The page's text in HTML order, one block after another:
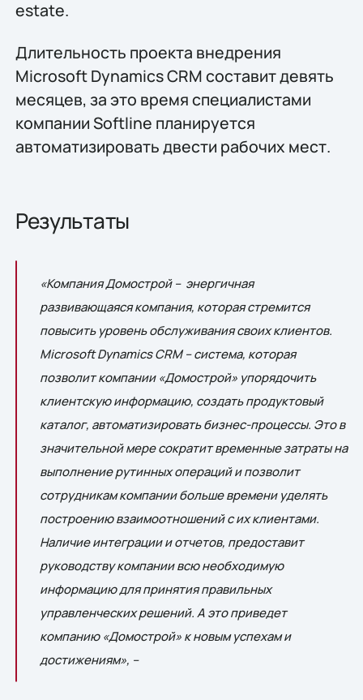
estate.
Длительность проекта внедрения
Microsoft Dynamics CRM составит девять
месяцев, за это время специалистами
компании Softline планируется
автоматизировать двести рабочих мест.
Результаты
«Компания Домострой – энергичная
развивающаяся компания, которая стремится
повысить уровень обслуживания своих клиентов.
Microsoft Dynamics CRM – система, которая
позволит компании «Домострой» упорядочить
клиентскую информацию, создать продуктовый
каталог, автоматизировать бизнес-процессы. Это в
значительной мере сократит временные затраты на
выполнение рутинных операций и позволит
сотрудникам компании больше времени уделять
построению взаимоотношений с их клиентами.
Наличие интеграции и отчетов, предоставит
руководству компании всю необходимую
информацию для принятия правильных
управленческих решений. А это приведет
компанию «Домострой» к новым успехам и
достижениям», –